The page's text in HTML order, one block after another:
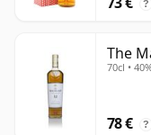
?
The
70cl •
78 € ?